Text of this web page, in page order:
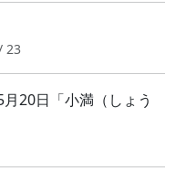
23
20日「小満（しょう